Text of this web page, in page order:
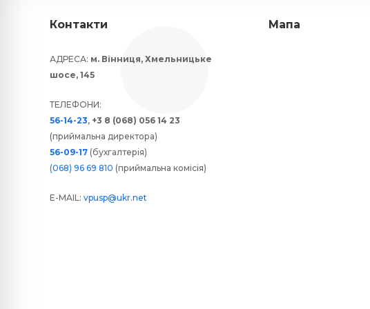
Контакти
АДРЕСА: м. Вінниця, Хмельницьке
шосе, 145
ТЕЛЕФОНИ:
56-14-23, +3 8 (068) 056 14 23
(приймальна директора)
56-09-17 (бухгалтерія)
(068) 96 69 810 (приймальна комісія)
E-MAIL: vpusp@ukr.net
Мапа